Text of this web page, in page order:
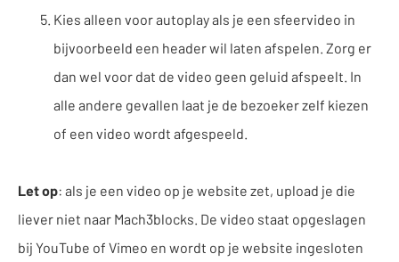
Kies alleen voor autoplay als je een sfeervideo in
bijvoorbeeld een header wil laten afspelen. Zorg er
dan wel voor dat de video geen geluid afspeelt. In
alle andere gevallen laat je de bezoeker zelf kiezen
of een video wordt afgespeeld.
Let op: als je een video op je website zet, upload je die
liever niet naar Mach3blocks. De video staat opgeslagen
bij YouTube of Vimeo en wordt op je website ingesloten